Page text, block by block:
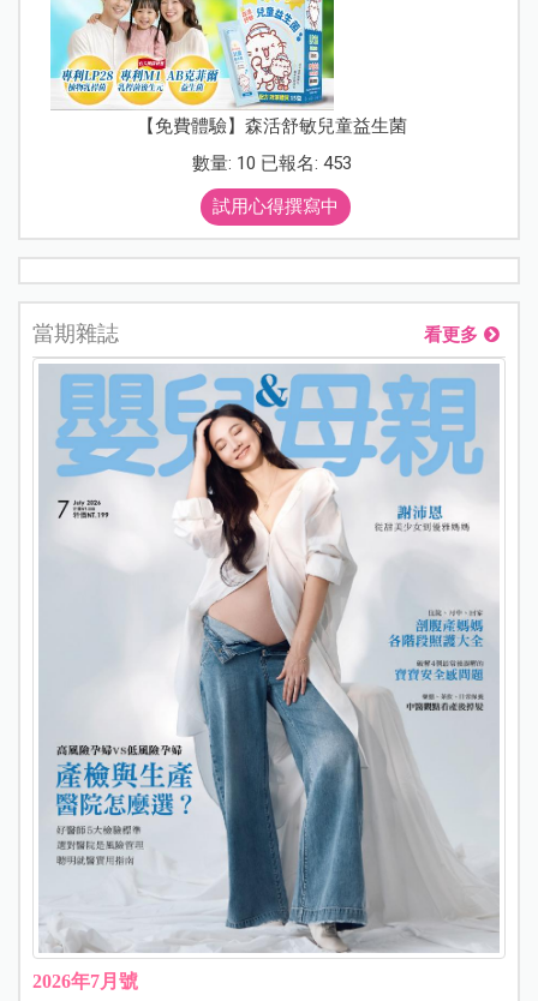
【免費體驗】森活舒敏兒童益生菌
數量: 10 已報名: 453
試用心得撰寫中
當期雜誌 看更多
2026年7月號